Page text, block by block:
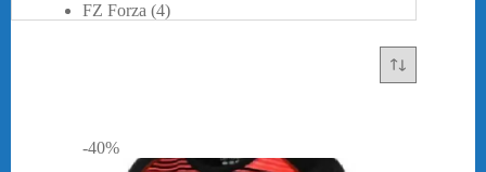
-40%
XXL (1)
FZ Forza (4)